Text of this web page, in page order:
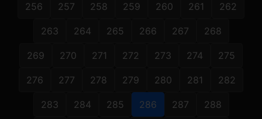
256 257 258 259 260 261 262
263 264 265 266 267 268
269 270 271 272 273 274 275
276 277 278 279 280 281 282
283 284 285 286 287 288